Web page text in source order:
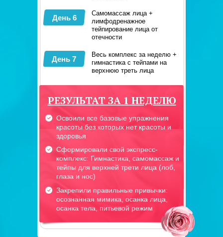
День 6
День 7
РЕЗУЛЬТАТ ЗА 1 НЕДЕЛЮ
Самомассаж лица +
лимфодренажное
тейпирование лица от
отечности
Весь комплекс за неделю +
гимнастика с тейпами на
верхнюю треть лица
Освоили все базовые упражнения
красоты без которых нет красоты и
здоровья
Сформировали свой экспресс-
комплекс: Гимнастика, самомассаж и
тейпы для верхней трети лица (лоб,
глаза и нос)
Закрепили правильные привычки:
осознанная мимика, осанка лица,
осанка тела, питьевой режим